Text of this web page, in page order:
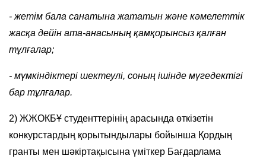
- жетім бала санатына жататын және кәмелеттік
жасқа дейін ата-анасының қамқорынсыз қалған
тұлғалар;
- мүмкіндіктері шектеулі, соның ішінде мүгедектігі
бар тұлғалар.
2) ЖЖОКБҰ студенттерінің арасында өткізетін
конкурстардың қорытындылары бойынша Қордың
гранты мен шәкіртақысына үміткер Бағдарлама